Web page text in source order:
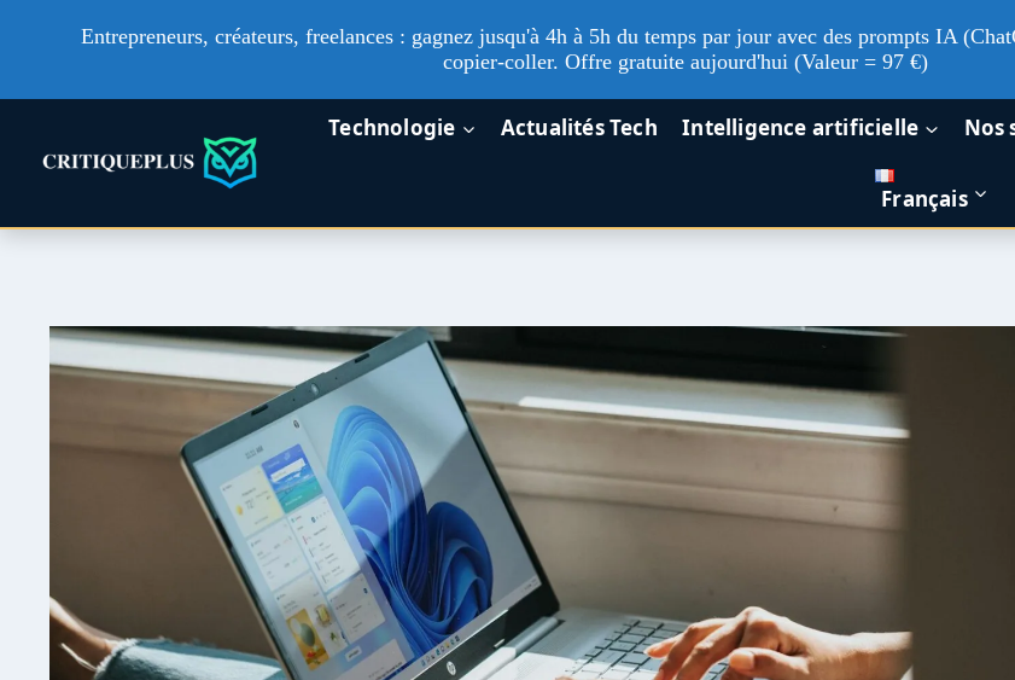
Technologie Actualités Tech Intelligence artificielle Nos
Français
Entrepreneurs, créateurs, freelances : gagnez jusqu'à 4h à 5h du temps par jour avec des prompts IA
copier-coller. Offre gratuite aujourd'hui (Valeur = 97 €)